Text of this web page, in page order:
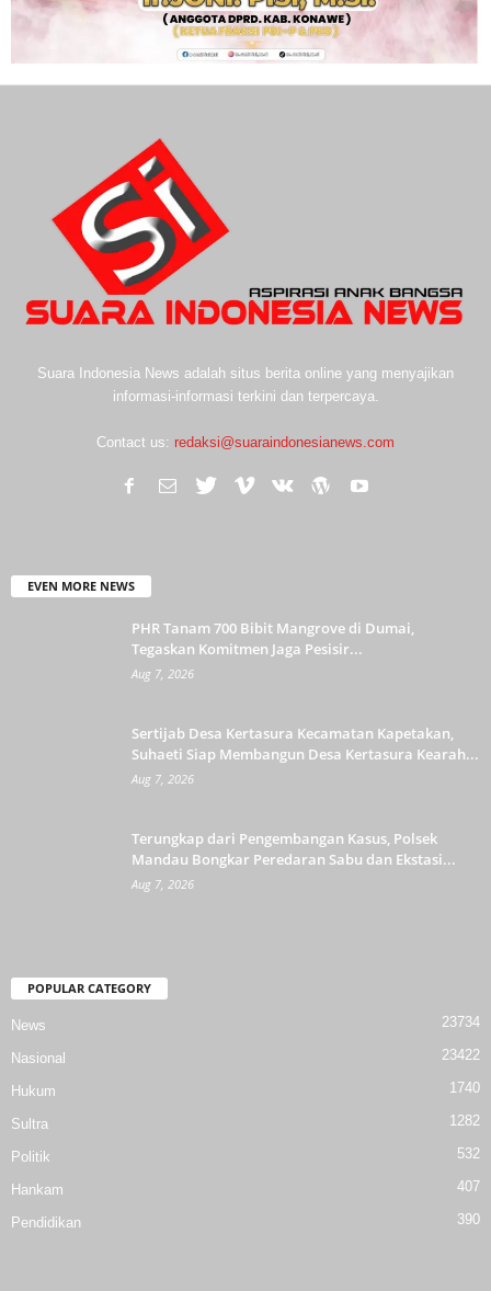
Suara Indonesia News adalah situs berita online yang menyajikan
informasi-informasi terkini dan terpercaya.
Contact us: redaksi@suaraindonesianews.com
EVEN MORE NEWS
PHR Tanam 700 Bibit Mangrove di Dumai,
Tegaskan Komitmen Jaga Pesisir...
Aug 7, 2026
Sertijab Desa Kertasura Kecamatan Kapetakan,
Suhaeti Siap Membangun Desa Kertasura Kearah...
Aug 7, 2026
Terungkap dari Pengembangan Kasus, Polsek
Mandau Bongkar Peredaran Sabu dan Ekstasi...
Aug 7, 2026
POPULAR CATEGORY
News 23734
Nasional 23422
Hukum 1740
Sultra 1282
Politik 532
Hankam 407
Pendidikan 390